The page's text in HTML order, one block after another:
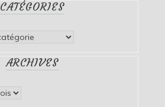
CATÉGORIES
ARCHIVES